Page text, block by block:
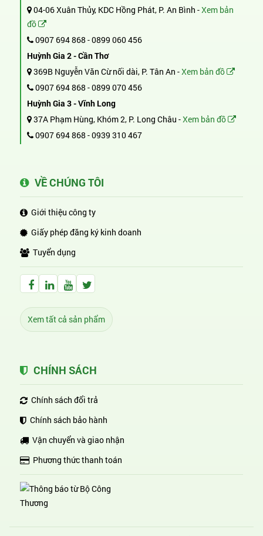
04-06 Xuân Thủy, KDC Hồng Phát, P. An Bình -Xem bản
đồ
0907 694 868 -0899 060 456
Huỳnh Gia 2 - Cần Thơ
369B Nguyễn Văn Cừ nối dài, P. Tân An -Xem bản đồ
0907 694 868 -0899 070 456
Huỳnh Gia 3 - Vĩnh Long
37A Phạm Hùng, Khóm 2, P. Long Châu -Xem bản đồ
0907 694 868 -0939 310 467
VỀ CHÚNG TÔI
Giới thiệu công ty
Giấy phép đăng ký kinh doanh
Tuyển dụng
Facebook Huỳnh Gia Alpha
LinkedIn Huỳnh Gia Alpha
YouTube Huỳnh Gia Alpha
Twitter Huỳnh Gia Alpha
Xem tất cả sản phẩm
CHÍNH SÁCH
Chính sách đổi trả
Chính sách bảo hành
Vận chuyển và giao nhận
Phương thức thanh toán